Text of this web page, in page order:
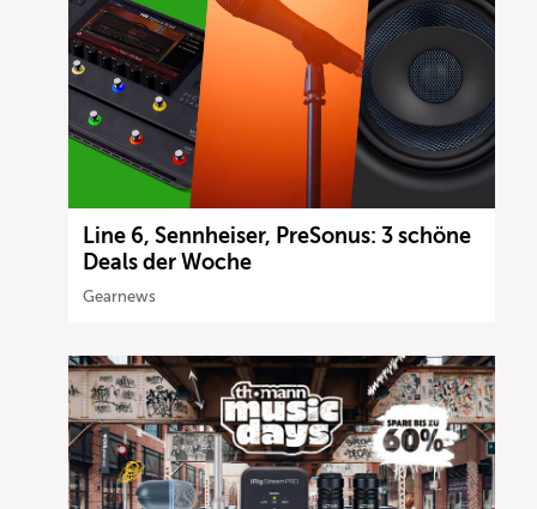
Line 6, Sennheiser, PreSonus: 3 schöne
Deals der Woche
Gearnews